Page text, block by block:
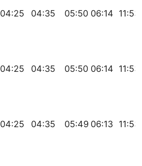
04:25 04:35 05:50 06:14 11:53
04:25 04:35 05:50 06:14 11:53
04:25 04:35 05:49 06:13 11:53